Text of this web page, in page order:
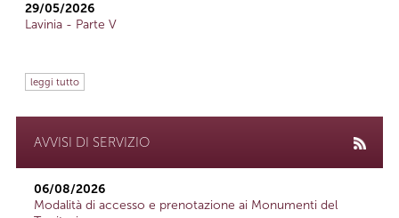
29/05/2026
Lavinia - Parte V
leggi tutto
AVVISI DI SERVIZIO
06/08/2026
Modalità di accesso e prenotazione ai Monumenti del